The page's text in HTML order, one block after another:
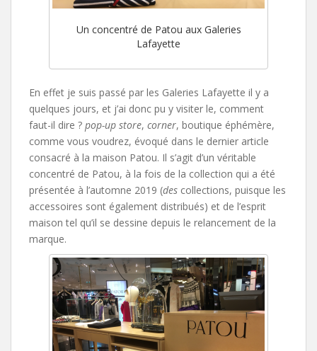
Un concentré de Patou aux Galeries
Lafayette
En effet je suis passé par les Galeries Lafayette il y a
quelques jours, et j’ai donc pu y visiter le, comment
faut-il dire ? pop-up store, corner, boutique éphémère,
comme vous voudrez, évoqué dans le dernier article
consacré à la maison Patou. Il s’agit d’un véritable
concentré de Patou, à la fois de la collection qui a été
présentée à l’automne 2019 (des collections, puisque les
accessoires sont également distribués) et de l’esprit
maison tel qu’il se dessine depuis le relancement de la
marque.